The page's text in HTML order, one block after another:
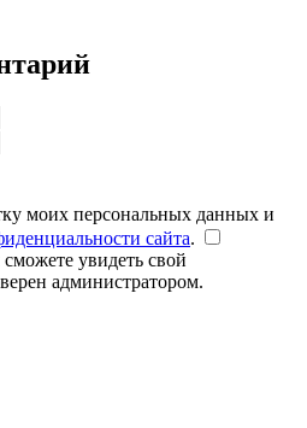
моих персональных данных и
сайта.
увидеть свой
администратором.